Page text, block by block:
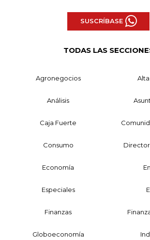
SUSCRÍBASE
TODAS LAS
Agronegocios
Análisis
Caja Fuerte
Consumo
Economía
Especiales
Finanzas
Globoeconomía